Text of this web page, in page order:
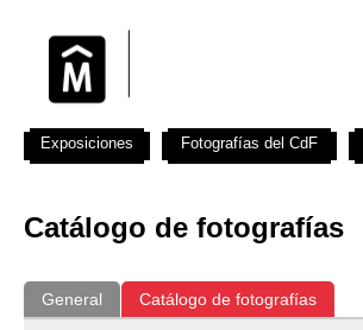
Catálogo de fotografías
General Catálogo de fotografías
Exposiciones Fotografías del CdF